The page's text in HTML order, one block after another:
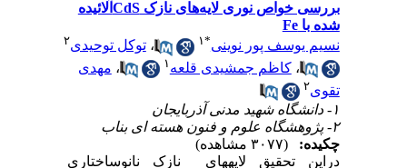
بررسی خواص نوری لایه‌های نازک CdSآلائیده
شده با Fe
نسیم یوسف پور نوینی
۱ ،توکل توحیدی۲
،کاظم جمشیدی قلعه ،مهدی
تقوی
چکیده:
دراین تحقیق لایه­های نازک نانوساختاری